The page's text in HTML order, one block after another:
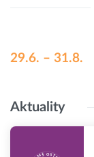
29.6. – 31.8.
Aktuality